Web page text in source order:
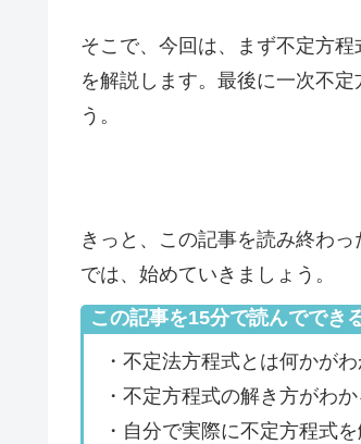
そこで、今回は、まず不定方
を解説します。最後に一次不
う。
きっと、この記事を読み終わ
では、始めていきましょう。
この記事を15分で読んででき
・不定法方程式とは何かが
・不定方程式の解き方がわか
・自分で実際に不定方程式